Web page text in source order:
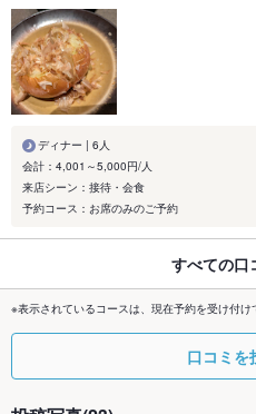
ディナー | 6人
会計：4,001～5,000円/人
来店シーン：接待・会食
予約コース：お席のみのご予約
すべての口
※表示されているコースは、現在予約を受け付け
口コミを